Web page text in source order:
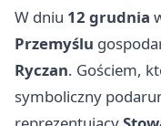
W dniu 12 grudnia
Przemyślu
Ryczan. Gościem,
symboliczny